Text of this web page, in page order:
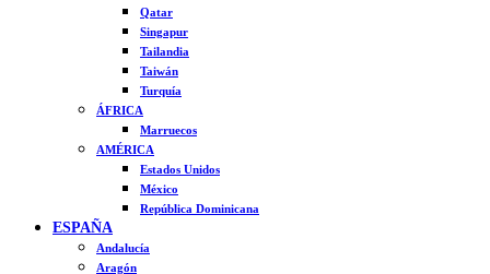
Qatar
Singapur
Tailandia
Taiwán
Turquía
ÁFRICA
Marruecos
AMÉRICA
Estados Unidos
México
República Dominicana
ESPAÑA
Andalucía
Aragón